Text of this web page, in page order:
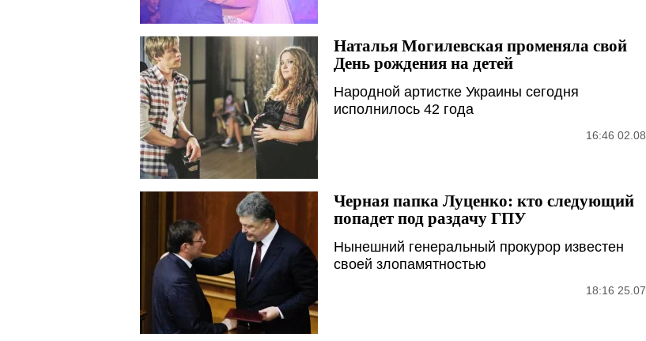
Наталья Могилевская променяла свой
День рождения на детей
Народной артистке Украины сегодня
исполнилось 42 года
16:46 02.08
Черная папка Луценко: кто следующий
попадет под раздачу ГПУ
Нынешний генеральный прокурор известен
своей злопамятностью
18:16 25.07